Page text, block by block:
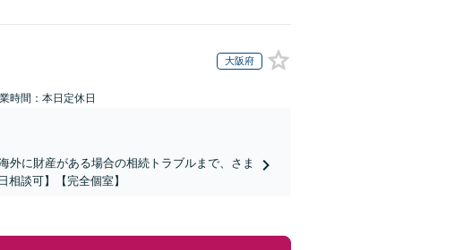
大阪府
時間：本日定休日
外に財産がある場合の相続トラブルまで、さま
談可】【完全個室】